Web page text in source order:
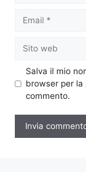
web
Salva il mio
browser per la
commento.